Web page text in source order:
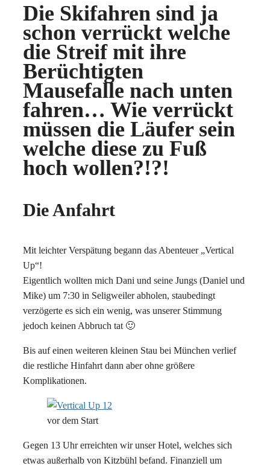
Die Skifahren sind ja
schon verrückt welche
die Streif mit ihre
Berüchtigten
Mausefalle nach unten
fahren… Wie verrückt
müssen die Läufer sein
welche diese zu Fuß
hoch wollen?!?!
Die Anfahrt
Mit leichter Verspätung begann das Abenteuer „Vertical
Up“!
Eigentlich wollten mich Dani und seine Jungs (Daniel und
Mike) um 7:30 in Seligweiler abholen, staubedingt
verzögerte es sich ein wenig, was unserer Stimmung
jedoch keinen Abbruch tat 🙂
Bis auf einen weiteren kleinen Stau bei München verlief
die restliche Hinfahrt dann aber ohne größere
Komplikationen.
vor dem Start
Gegen 13 Uhr erreichten wir unser Hotel, welches sich
etwas außerhalb von Kitzbühl befand. Finanziell um